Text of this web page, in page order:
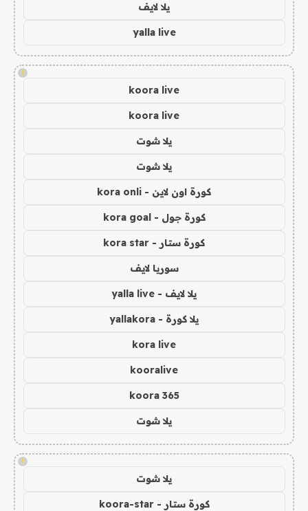
يلا لايف
yalla live
!
koora live
koora live
يلا شوت
يلا شوت
كورة اون لاين - kora onli
كورة جول - kora goal
كورة ستار - kora star
سوريا لايف
يلا لايف - yalla live
يلا كورة - yallakora
kora live
kooralive
koora 365
يلا شوت
!
يلا شوت
كورة ستار - koora-star